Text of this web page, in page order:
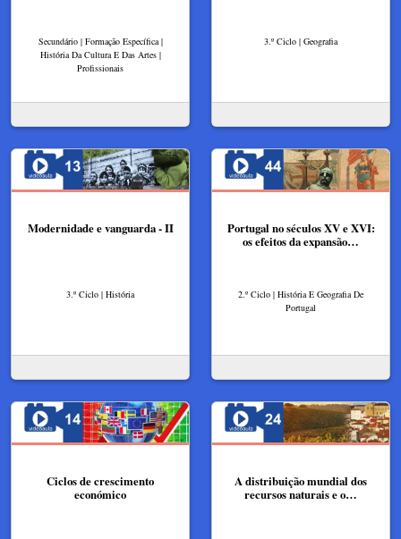
Secundário | Formação Específica |
História Da Cultura E Das Artes |
Profissionais
3.º Ciclo | Geografia
Modernidade e vanguarda - II
3.º Ciclo | História
Portugal no séculos XV e XVI:
os efeitos da expansão…
2.º Ciclo | História E Geografia De
Portugal
Ciclos de crescimento
económico
A distribuição mundial dos
recursos naturais e o…